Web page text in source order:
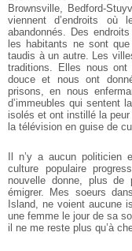
Brownsville, Bedford-
viennent d’endroits où
abandonnés. Des
les habitants ne sont
taudis à un autre. Les
traditions. Elles nous
douce et nous ont
prisons, en nous
d’immeubles qui sentent
isolés et ont instillé la
la télévision en guise de
Il n’y a aucun politicien
culture populaire
nouvelle donne, plus de
émigrer. Mes soeurs
Island, ne voient aucune
une femme le jour de sa
il ne me reste plus qu’à